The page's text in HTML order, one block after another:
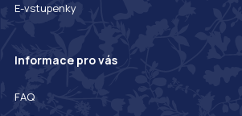
E-vstupenky
Informace pro vás
FAQ